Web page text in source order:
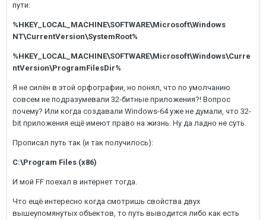
пути:
%HKEY_LOCAL_MACHINE\SOFTWARE\Microsoft\Windows
NT\CurrentVersion\SystemRoot%
%HKEY_LOCAL_MACHINE\SOFTWARE\Microsoft\Windows\Curre
ntVersion\ProgramFilesDir%
Я не силён в этой орфографии, но понял, что по умолчанию
совсем не подразумевали 32-битные приложения?! Вопрос
почему? Или когда создавали Windows-64 уже не думали, что 32-
bit приложения ещё имеют право на жизнь. Ну да ладно не суть.
Прописал путь так (и так получилось):
C:\Program Files (x86)
И мой FF поехал в интернет тогда.
Что ещё интересно когда смотришь свойства двух
вышеупомянутых объектов, то путь выводится либо как есть